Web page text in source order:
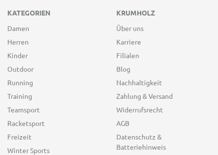
KATEGORIEN
Damen
Herren
Kinder
Outdoor
Running
Training
Teamsport
Racketsport
Freizeit
Winter Sports
KRUMHOLZ
Über uns
Karriere
Filialen
Blog
Nachhaltigkeit
Zahlung & Versand
Widerrufsrecht
AGB
Datenschutz &
Batteriehinweis